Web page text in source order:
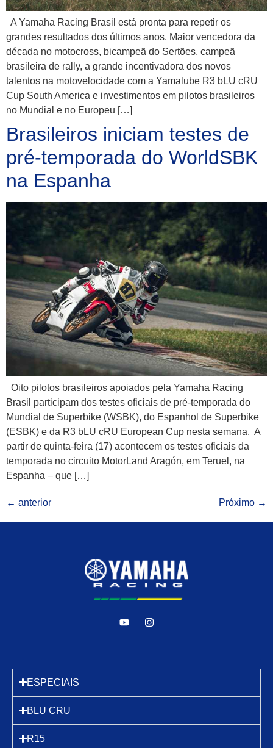
A Yamaha Racing Brasil está pronta para repetir os
grandes resultados dos últimos anos. Maior vencedora da
década no motocross, bicampeã do Sertões, campeã
brasileira de rally, a grande incentivadora dos novos
talentos na motovelocidade com a Yamalube R3 bLU cRU
Cup South America e investimentos em pilotos brasileiros
no Mundial e no Europeu […]
Brasileiros iniciam testes de
pré-temporada do WorldSBK
na Espanha
Oito pilotos brasileiros apoiados pela Yamaha Racing
Brasil participam dos testes oficiais de pré-temporada do
Mundial de Superbike (WSBK), do Espanhol de Superbike
(ESBK) e da R3 bLU cRU European Cup nesta semana. A
partir de quinta-feira (17) acontecem os testes oficiais da
temporada no circuito MotorLand Aragón, em Teruel, na
Espanha – que […]
← anterior Próximo →
ESPECIAIS
BLU CRU
R15